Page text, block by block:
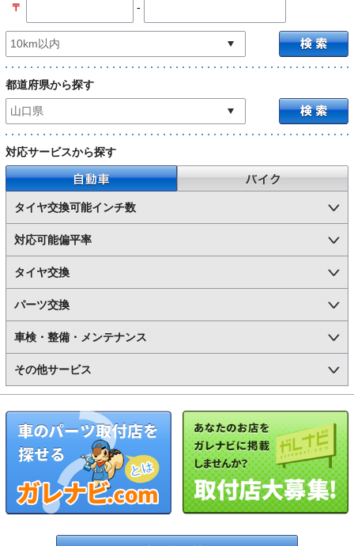
〒 -
都道府県から探す
対応サービスから探す
自動車
タイヤ交換可能インチ数
対応可能偏平率
タイヤ交換
パーツ交換
車検・整備・メンテナンス
その他サービス